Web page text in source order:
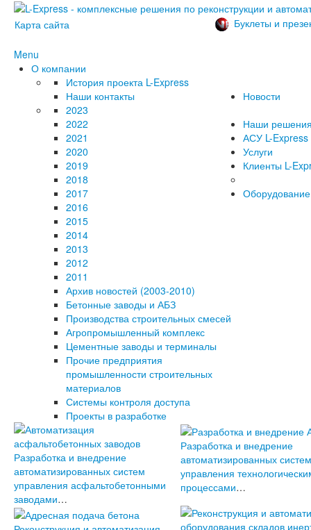
Карта сайта Буклеты и
Menu
О компании
История проекта L-Express
Наши контакты
Новости
2023
2022
2021
2020
2019
2018
2017
2016
2015
2014
2013
2012
2011
Архив новостей (2003-2010)
Наши
АСУ L-Express
Услуги
Клиенты L-
Бетонные заводы и АБЗ
Производства строительных смесей
Агропромышленный комплекс
Цементные заводы и терминалы
Прочие предприятия
промышленности строительных
материалов
Системы контроля доступа
Проекты в разработке
Оборудование
Разработка и внедрение
автоматизированных систем
управления асфальтобетонными
заводами…
Разработка и внедрение
автоматизированных систем
управления
процессами…